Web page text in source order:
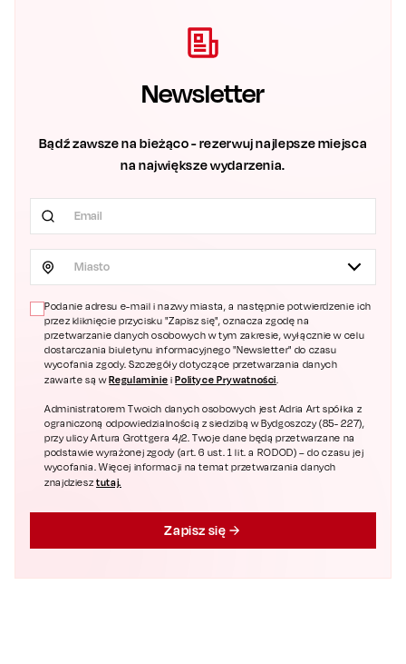
Newsletter
Bądź zawsze na bieżąco - rezerwuj najlepsze miejsca
na największe wydarzenia.
Miasto
Podanie adresu e-mail i nazwy miasta, a następnie potwierdzenie ich
przez kliknięcie przycisku "Zapisz się", oznacza zgodę na
przetwarzanie danych osobowych w tym zakresie, wyłącznie w celu
dostarczania biuletynu informacyjnego "Newsletter" do czasu
wycofania zgody. Szczegóły dotyczące przetwarzania danych
zawarte są wRegulaminie iPolityce Prywatności.
Administratorem Twoich danych osobowych jest Adria Art spółka z
ograniczoną odpowiedzialnością z siedzibą w Bydgoszczy (85- 227),
przy ulicy Artura Grottgera 4/2. Twoje dane będą przetwarzane na
podstawie wyrażonej zgody (art. 6 ust. 1 lit. a RODOD) – do czasu jej
wycofania. Więcej informacji na temat przetwarzania danych
znajdziesztutaj.
Zapisz się